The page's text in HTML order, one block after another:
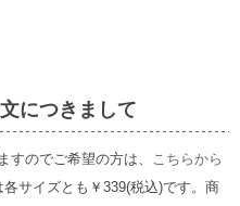
につきまして
のでご希望の方は、 こちらから
サイズとも￥339(税込)です。商